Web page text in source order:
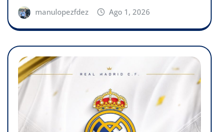
manulopezfdez Ago 1, 2026